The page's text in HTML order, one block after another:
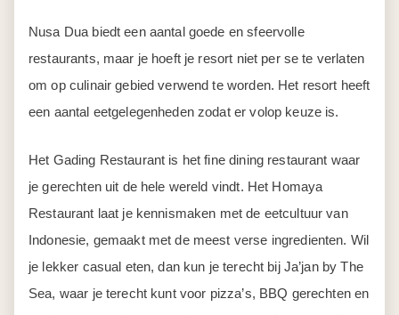
Nusa Dua biedt een aantal goede en sfeervolle
restaurants, maar je hoeft je resort niet per se te verlaten
om op culinair gebied verwend te worden. Het resort heeft
een aantal eetgelegenheden zodat er volop keuze is.
Het Gading Restaurant is het fine dining restaurant waar
je gerechten uit de hele wereld vindt. Het Homaya
Restaurant laat je kennismaken met de eetcultuur van
Indonesie, gemaakt met de meest verse ingredienten. Wil
je lekker casual eten, dan kun je terecht bij Ja’jan by The
Sea, waar je terecht kunt voor pizza’s, BBQ gerechten en